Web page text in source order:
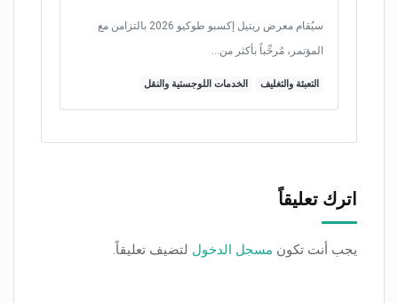
سيُقام معرض ريتيل إكسبو طوكيو 2026 بالتزامن مع
المؤتمر، مُرحِّباً بأكثر من…
التعبئة والتغليف الخدمات اللوجستية والنقل
اترك تعليقاً
يجب أنت تكون مسجل الدخول لتضيف تعليقاً.